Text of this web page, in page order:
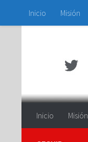
Saltar al contenido
Inicio Misión
Inicio Misión